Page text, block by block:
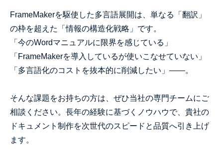
FrameMakerを駆使した多言語展開は、単なる「翻訳」
の枠を超えた「情報の構造化戦略」です。
「今のWordマニュアルに限界を感じている」
「FrameMakerを導入しているが使いこなせていない」
「多言語化のコストを抜本的に削減したい」――。
そんな課題をお持ちの方は、ぜひ当社の専門チームにご
相談ください。長年の経験に基づくノウハウで、貴社の
ドキュメント制作を次世代のスピードと品質へ引き上げ
ます。